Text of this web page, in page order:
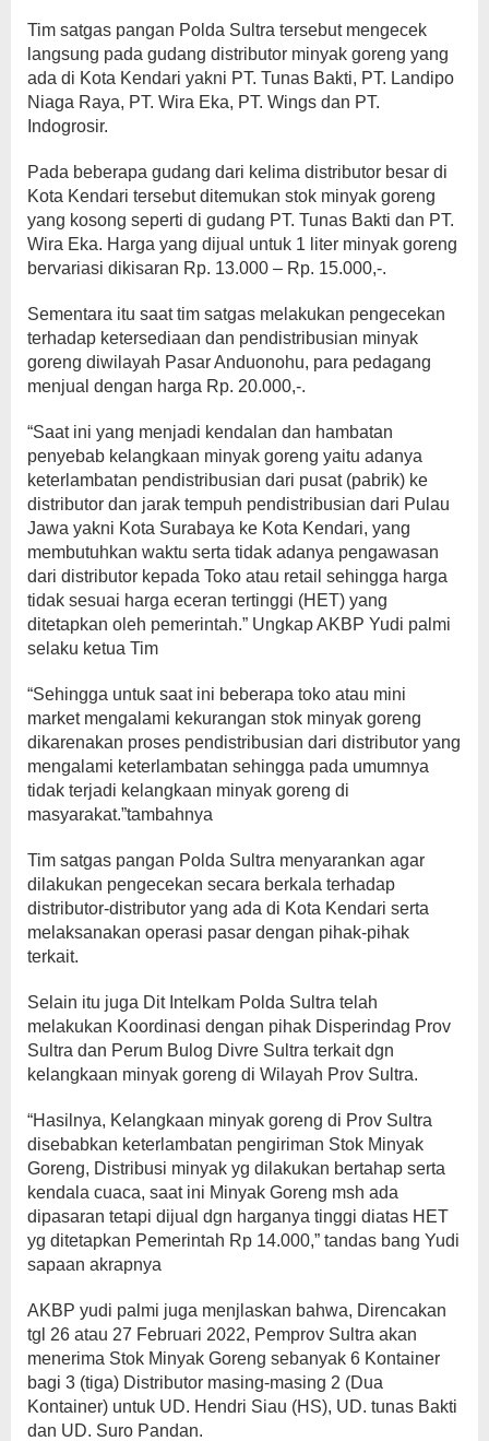
Tim satgas pangan Polda Sultra tersebut mengecek
langsung pada gudang distributor minyak goreng yang
ada di Kota Kendari yakni PT. Tunas Bakti, PT. Landipo
Niaga Raya, PT. Wira Eka, PT. Wings dan PT.
Indogrosir.
Pada beberapa gudang dari kelima distributor besar di
Kota Kendari tersebut ditemukan stok minyak goreng
yang kosong seperti di gudang PT. Tunas Bakti dan PT.
Wira Eka. Harga yang dijual untuk 1 liter minyak goreng
bervariasi dikisaran Rp. 13.000 – Rp. 15.000,-.
Sementara itu saat tim satgas melakukan pengecekan
terhadap ketersediaan dan pendistribusian minyak
goreng diwilayah Pasar Anduonohu, para pedagang
menjual dengan harga Rp. 20.000,-.
“Saat ini yang menjadi kendalan dan hambatan
penyebab kelangkaan minyak goreng yaitu adanya
keterlambatan pendistribusian dari pusat (pabrik) ke
distributor dan jarak tempuh pendistribusian dari Pulau
Jawa yakni Kota Surabaya ke Kota Kendari, yang
membutuhkan waktu serta tidak adanya pengawasan
dari distributor kepada Toko atau retail sehingga harga
tidak sesuai harga eceran tertinggi (HET) yang
ditetapkan oleh pemerintah.” Ungkap AKBP Yudi palmi
selaku ketua Tim
“Sehingga untuk saat ini beberapa toko atau mini
market mengalami kekurangan stok minyak goreng
dikarenakan proses pendistribusian dari distributor yang
mengalami keterlambatan sehingga pada umumnya
tidak terjadi kelangkaan minyak goreng di
masyarakat.”tambahnya
Tim satgas pangan Polda Sultra menyarankan agar
dilakukan pengecekan secara berkala terhadap
distributor-distributor yang ada di Kota Kendari serta
melaksanakan operasi pasar dengan pihak-pihak
terkait.
Selain itu juga Dit Intelkam Polda Sultra telah
melakukan Koordinasi dengan pihak Disperindag Prov
Sultra dan Perum Bulog Divre Sultra terkait dgn
kelangkaan minyak goreng di Wilayah Prov Sultra.
“Hasilnya, Kelangkaan minyak goreng di Prov Sultra
disebabkan keterlambatan pengiriman Stok Minyak
Goreng, Distribusi minyak yg dilakukan bertahap serta
kendala cuaca, saat ini Minyak Goreng msh ada
dipasaran tetapi dijual dgn harganya tinggi diatas HET
yg ditetapkan Pemerintah Rp 14.000,” tandas bang Yudi
sapaan akrapnya
AKBP yudi palmi juga menjlaskan bahwa, Direncakan
tgl 26 atau 27 Februari 2022, Pemprov Sultra akan
menerima Stok Minyak Goreng sebanyak 6 Kontainer
bagi 3 (tiga) Distributor masing-masing 2 (Dua
Kontainer) untuk UD. Hendri Siau (HS), UD. tunas Bakti
dan UD. Suro Pandan.